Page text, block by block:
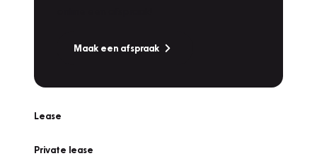
Maak een afspraak
Lease
Private lease